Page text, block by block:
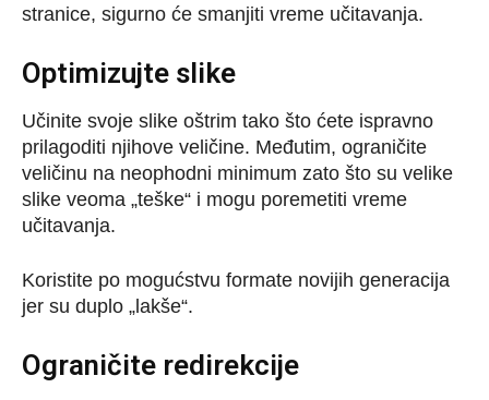
stranice, sigurno će smanjiti vreme učitavanja.
Optimizujte slike
Učinite svoje slike oštrim tako što ćete ispravno
prilagoditi njihove veličine. Međutim, ograničite
veličinu na neophodni minimum zato što su velike
slike veoma „teške“ i mogu poremetiti vreme
učitavanja.
Koristite po mogućstvu formate novijih generacija
jer su duplo „lakše“.
Ograničite redirekcije